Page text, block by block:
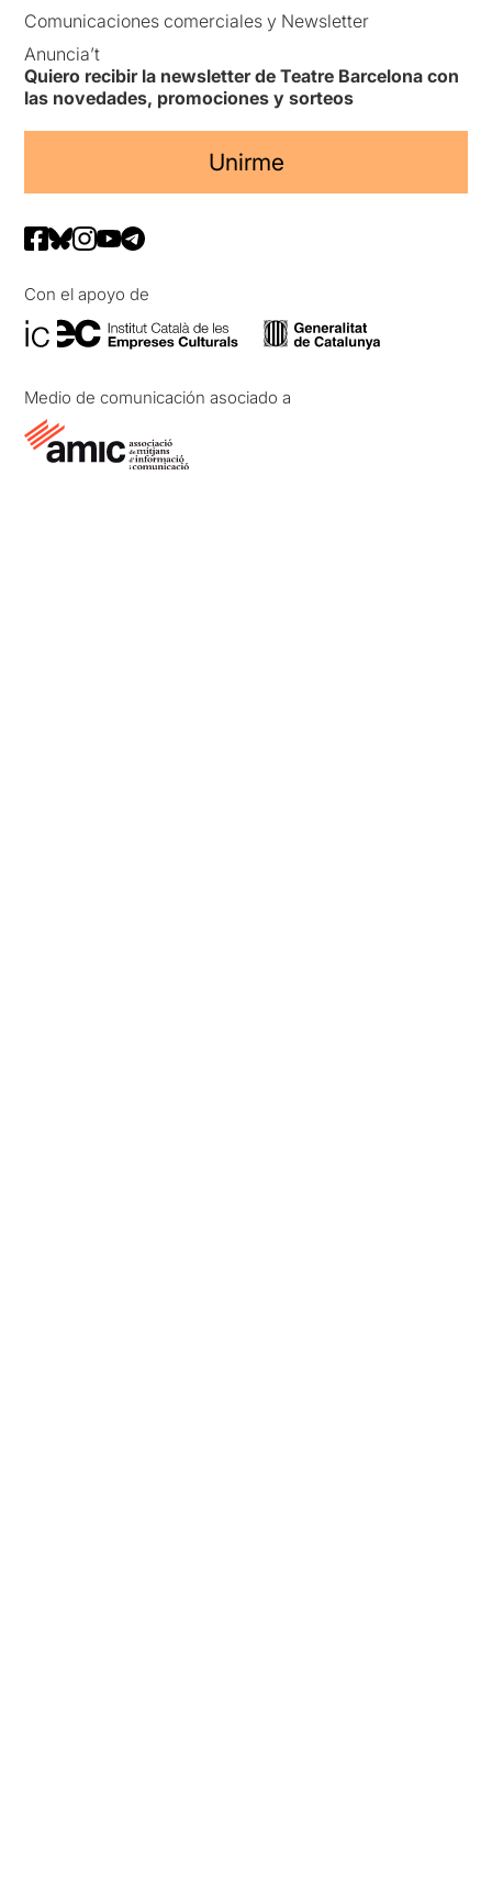
Comunicaciones comerciales y Newsletter
Anuncia’t
Quiero recibir la newsletter de Teatre Barcelona con
las novedades, promociones y sorteos
Unirme
Con el apoyo de
Medio de comunicación asociado a